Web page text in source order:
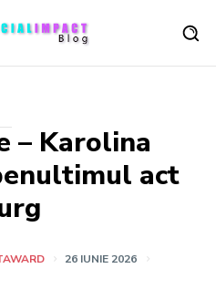
– Karolina
act
26 IUNIE 2026